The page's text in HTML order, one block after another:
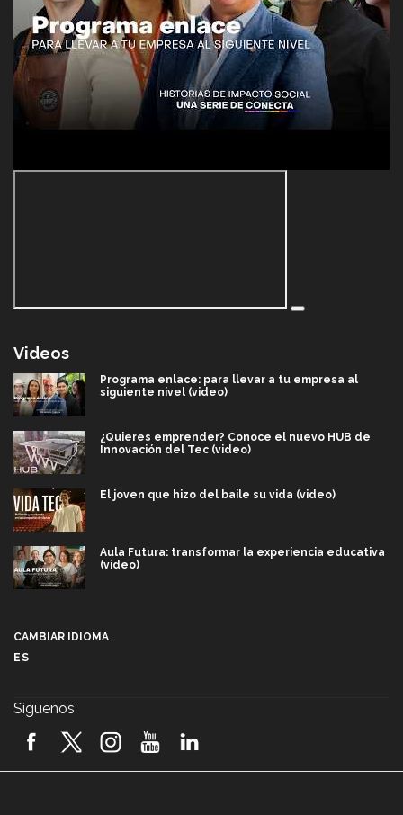
Videos
Programa enlace: para llevar a tu empresa al
siguiente nivel (video)
¿Quieres emprender? Conoce el nuevo HUB de
Innovación del Tec (video)
El joven que hizo del baile su vida (video)
Aula Futura: transformar la experiencia educativa
(video)
2026! (video)
CAMBIAR IDIOMA
ES
Síguenos